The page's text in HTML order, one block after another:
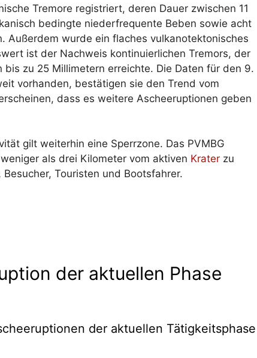
Tremore registriert, deren Dauer zwischen 11
bedingte niederfrequente Beben sowie acht
Außerdem wurde ein flaches vulkanotektonisches
ist der Nachweis kontinuierlichen Tremors, der
zu 25 Millimetern erreichte. Die Daten für den 9.
vorhanden, bestätigen sie den Trend vom
dass es weitere Ascheeruptionen geben
gilt weiterhin eine Sperrzone. Das PVMBG
als drei Kilometer vom aktiven Krater zu
Touristen und Bootsfahrer.
der aktuellen Phase
der aktuellen Tätigkeitsphase